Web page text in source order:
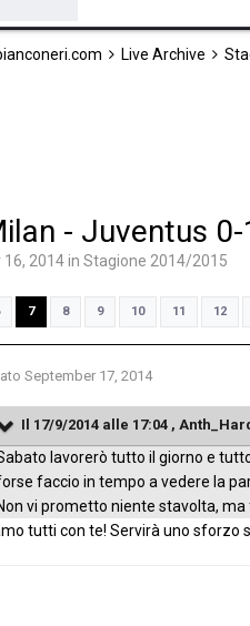
Live Archive
- Juventus 0-
2014in Stagione 2014/2015
7 8 9 10 11 12
September 17, 2014
Il 17/9/2014 alle 17:04 ,
lavorerò tutto il giorno e
faccio in tempo a vedere la
vi prometto niente stavolta, ma
tutti con te! Servirà uno sforzo